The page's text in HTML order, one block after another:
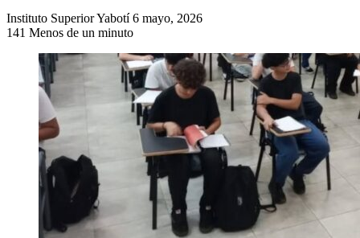
Instituto Superior Yabotí Send
an
6 mayo, 2026
141 Menos de un minuto